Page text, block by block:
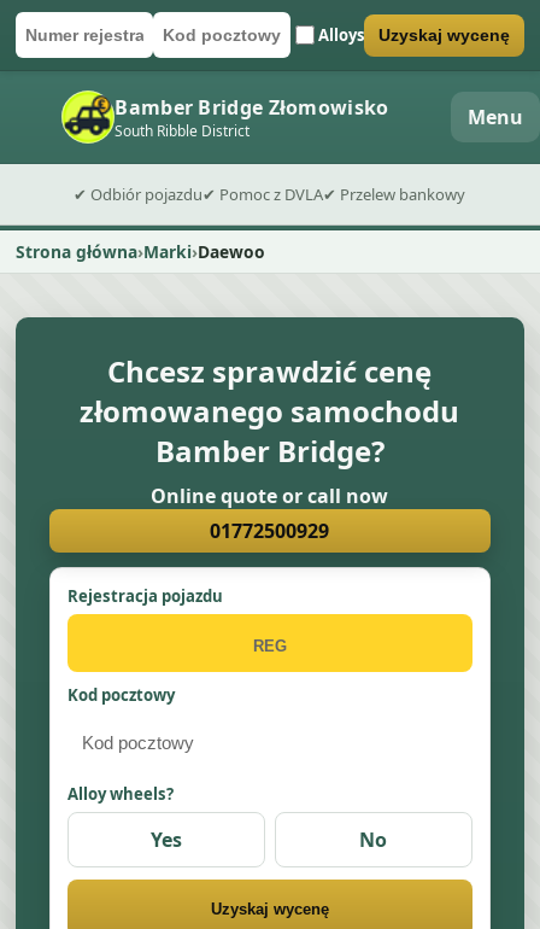
Numer rejestracyjny
Kod pocztowyAlloys
Wyślij formularz wyceny Uzyskaj wycenę
Bamber Bridge Złomowisko
South Ribble District Menu
✔ Odbiór pojazdu✔ Pomoc z DVLA✔ Przelew bankowy
Strona główna Marki Daewoo
Chcesz sprawdzić cenę
złomowanego samochodu
Bamber Bridge?
Online quote or call now
01772500929
Rejestracja pojazdu
Kod pocztowy
Alloy wheels?
Yes No
Uzyskaj wycenę